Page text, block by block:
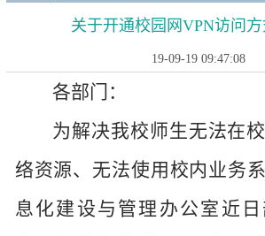
关于开通校园网VPN访问
19-09-19 09:47:08
各部门：
为解决我校师生无法在
络资源、无法使用校内业务
息化建设与管理办公室近